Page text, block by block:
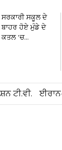
ਸਰਕਾਰੀ ਸਕੂਲ ਦੇ
ਬਾਹਰ ਹੋਏ ਮੁੰਡੇ ਦੇ
ਕਤਲ 'ਚ...
ਟੀ.ਵੀ.